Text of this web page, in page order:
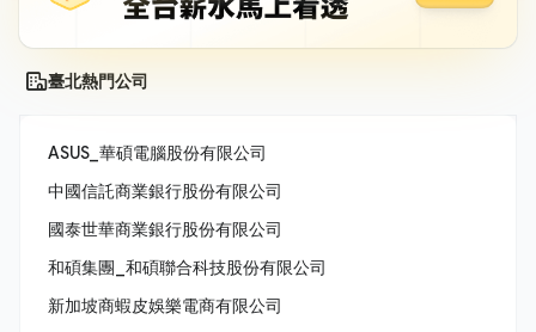
臺北熱門公司
ASUS_華碩電腦股份有限公司
中國信託商業銀行股份有限公司
國泰世華商業銀行股份有限公司
和碩集團_和碩聯合科技股份有限公司
新加坡商蝦皮娛樂電商有限公司